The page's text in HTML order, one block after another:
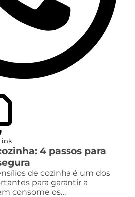
4 passos para
de cozinha é um dos
para garantir a
consome os…